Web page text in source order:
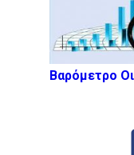
Βαρόμετρο